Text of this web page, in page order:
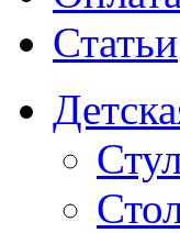
Статьи